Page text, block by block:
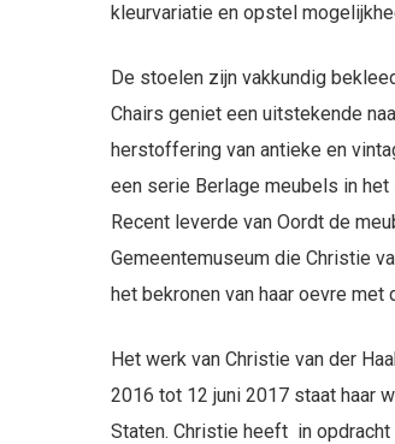
kleurvariatie en opstel
De stoelen zijn vakkundig
Chairs geniet een uitstekende
herstoffering van antieke en
een serie Berlage meubels in
Recent leverde van Oordt de
Gemeentemuseum die Christie
het bekronen van haar oevre met
Het werk van Christie van der
2016 tot 12 juni 2017 staat haar
Staten. Christie heeft in opdracht